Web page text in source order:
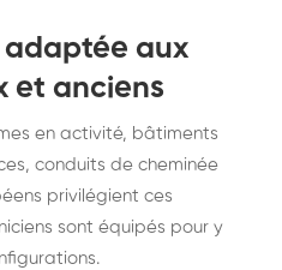
aux
et anciens
en activité, bâtiments
conduits de cheminée
privilégient ces
sont équipés pour y